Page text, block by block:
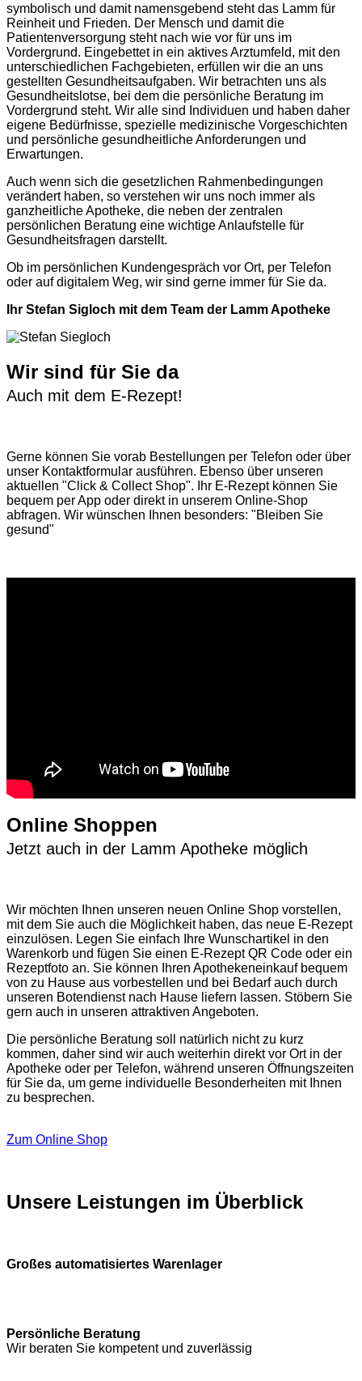
symbolisch und damit namensgebend steht das Lamm für
Reinheit und Frieden. Der Mensch und damit die
Patientenversorgung steht nach wie vor für uns im
Vordergrund. Eingebettet in ein aktives Arztumfeld, mit den
unterschiedlichen Fachgebieten, erfüllen wir die an uns
gestellten Gesundheitsaufgaben. Wir betrachten uns als
Gesundheitslotse, bei dem die persönliche Beratung im
Vordergrund steht. Wir alle sind Individuen und haben daher
eigene Bedürfnisse, spezielle medizinische Vorgeschichten
und persönliche gesundheitliche Anforderungen und
Erwartungen.
Auch wenn sich die gesetzlichen Rahmenbedingungen
verändert haben, so verstehen wir uns noch immer als
ganzheitliche Apotheke, die neben der zentralen
persönlichen Beratung eine wichtige Anlaufstelle für
Gesundheitsfragen darstellt.
Ob im persönlichen Kundengespräch vor Ort, per Telefon
oder auf digitalem Weg, wir sind gerne immer für Sie da.
Ihr Stefan Sigloch mit dem Team der Lamm Apotheke
Wir sind für Sie da
Auch mit dem E-Rezept!
Gerne können Sie vorab Bestellungen per Telefon oder über
unser Kontaktformular ausführen. Ebenso über unseren
aktuellen "Click & Collect Shop". Ihr E-Rezept können Sie
bequem per App oder direkt in unserem Online-Shop
abfragen. Wir wünschen Ihnen besonders: "Bleiben Sie
gesund"
Online Shoppen
Jetzt auch in der Lamm Apotheke möglich
Wir möchten Ihnen unseren neuen Online Shop vorstellen,
mit dem Sie auch die Möglichkeit haben, das neue E-Rezept
einzulösen. Legen Sie einfach Ihre Wunschartikel in den
Warenkorb und fügen Sie einen E-Rezept QR Code oder ein
Rezeptfoto an. Sie können Ihren Apothekeneinkauf bequem
von zu Hause aus vorbestellen und bei Bedarf auch durch
unseren Botendienst nach Hause liefern lassen. Stöbern Sie
gern auch in unseren attraktiven Angeboten.
Die persönliche Beratung soll natürlich nicht zu kurz
kommen, daher sind wir auch weiterhin direkt vor Ort in der
Apotheke oder per Telefon, während unseren Öffnungszeiten
für Sie da, um gerne individuelle Besonderheiten mit Ihnen
zu besprechen.
Zum Online Shop
Unsere Leistungen im Überblick
Großes automatisiertes Warenlager
Persönliche Beratung
Wir beraten Sie kompetent und zuverlässig